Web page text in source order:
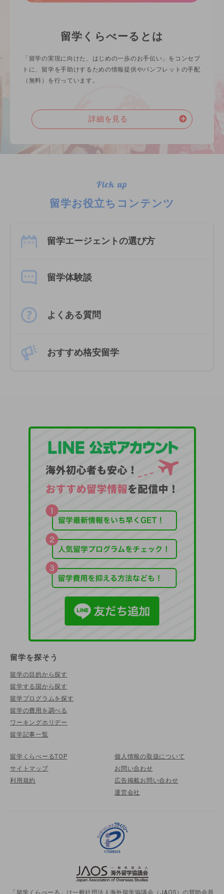
留学くらべーるとは
「留学の実現に向けた、はじめの一歩のお手伝い」をコンセプ
トに、留学を手助けするための情報提供やパンフレットの手配
（無料）を行っています。
詳細を見る
Pick up
留学お役立ちコンテンツ
留学エージェントの選び方
留学体験談
よくある質問
おすすめ格安留学
留学を探そう
留学の目的から探す
留学する国から探す
留学プログラムを探す
留学の費用を調べる
ワーキングホリデー
留学記事一覧
留学くらべーるTOP
サイトマップ
利用規約
個人情報の取扱について
お問い合わせ
広告掲載お問い合わせ
運営会社
「留学くらべーる」は一般社団法人海外留学協議会（JAOS）の賛助会員